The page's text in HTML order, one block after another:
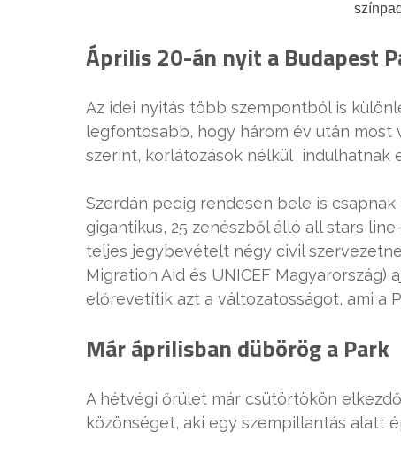
Április 20-án nyit a Budapest
Az idei nyitás több szempontból is
legfontosabb, hogy három év után
szerint, korlátozások nélkül indulhatnak
Szerdán pedig rendesen bele is
gigantikus, 25 zenészből álló all stars
teljes jegybevételt négy civil
Migration Aid és UNICEF
előrevetítik azt a változatosságot, ami a
Már áprilisban dübörög a Park
A hétvégi őrület már csütörtökön
közönséget, aki egy szempillantás alatt